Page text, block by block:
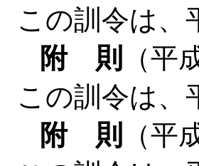
この訓令は、
附 則
（平
この訓令は、
附 則
（平